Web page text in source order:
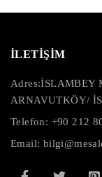
İLETİŞİM
Adres:İSLAMBEY
ARNAVUTKÖY/
Telefon: +90 212
Email: